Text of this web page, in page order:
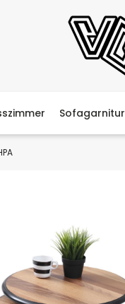
Sofagarnitur